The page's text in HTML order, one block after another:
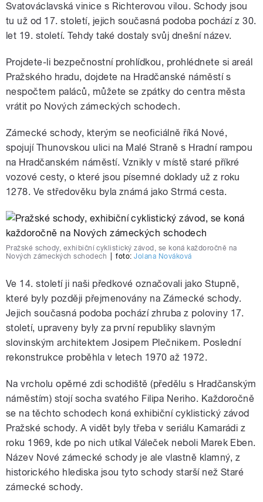
Svatováclavská vinice s Richterovou vilou. Schody jsou
tu už od 17. století, jejich současná podoba pochází z 30.
let 19. století. Tehdy také dostaly svůj dnešní název.
Projdete-li bezpečnostní prohlídkou, prohlédnete si areál
Pražského hradu, dojdete na Hradčanské náměstí s
nespočtem paláců, můžete se zpátky do centra města
vrátit po Nových zámeckých schodech.
Zámecké schody, kterým se neoficiálně říká Nové,
spojují Thunovskou ulici na Malé Straně s Hradní rampou
na Hradčanském náměstí. Vznikly v místě staré příkré
vozové cesty, o které jsou písemné doklady už z roku
1278. Ve středověku byla známá jako Strmá cesta.
Pražské schody, exhibiční cyklistický závod, se koná každoročně na
Nových zámeckých schodech
foto:Jolana Nováková
Ve 14. století ji naši předkové označovali jako Stupně,
které byly později přejmenovány na Zámecké schody.
Jejich současná podoba pochází zhruba z poloviny 17.
století, upraveny byly za první republiky slavným
slovinským architektem Josipem Plečnikem. Poslední
rekonstrukce proběhla v letech 1970 až 1972.
Na vrcholu opěrné zdi schodiště (předělu s Hradčanským
náměstím) stojí socha svatého Filipa Neriho. Každoročně
se na těchto schodech koná exhibiční cyklistický závod
Pražské schody. A vidět byly třeba v seriálu Kamarádi z
roku 1969, kde po nich utíkal Váleček neboli Marek Eben.
Název Nové zámecké schody je ale vlastně klamný, z
historického hlediska jsou tyto schody starší než Staré
zámecké schody.